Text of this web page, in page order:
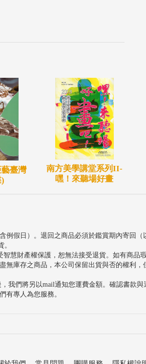
臺灣
南方美學講堂系列II-
嘿！來聽場好畫
假日）。退回之商品必須於鑑賞期內寄回
慧財產權保護，恕無法接受退貨。如有商品
無庫存之商品，本公司保留出貨與否的權利
我們將另以mail通知您運費金額。確認書款
有專人為您服務。